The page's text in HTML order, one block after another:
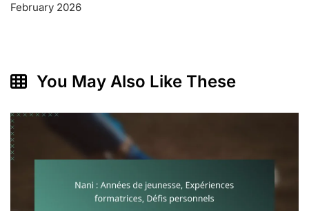
February 2026
You May Also Like These